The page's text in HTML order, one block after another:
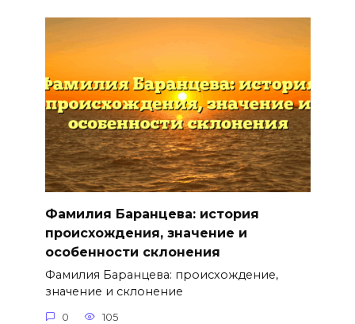
Фамилия Баранцева: история
происхождения, значение и
особенности склонения
Фамилия Баранцева: происхождение,
значение и склонение
0 105